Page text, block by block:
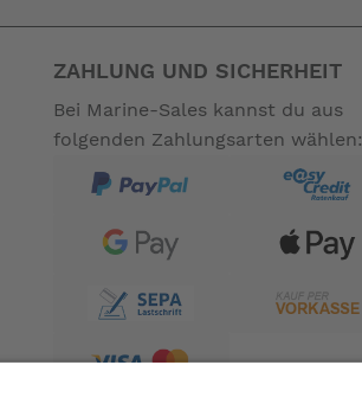
ZAHLUNG UND SICHERHEIT
Bei Marine-Sales kannst du aus
folgenden Zahlungsarten wählen: